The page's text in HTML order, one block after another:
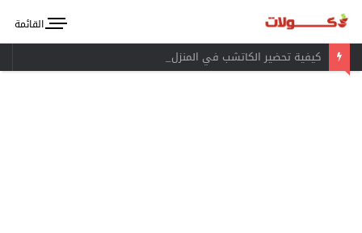
القائمة
كيفية تحضير الكاتشب في المنزل